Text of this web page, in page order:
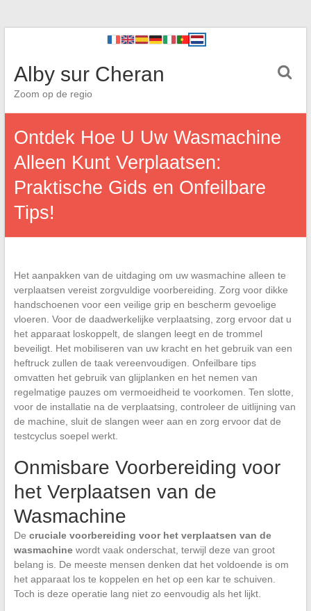
Alby sur Cheran
Zoom op de regio
Ontdek Hoe U Uw Wasmachine
Alleen Kunt Verplaatsen:
Praktische Gids en Onfeilbare
Tips!
Het aanpakken van de uitdaging om uw wasmachine alleen te
verplaatsen vereist zorgvuldige voorbereiding. Zorg voor dikke
handschoenen voor een veilige grip en bescherm gevoelige
vloeren. Voor de daadwerkelijke verplaatsing, zorg ervoor dat u
het apparaat loskoppelt, de slangen leegt en de trommel
beveiligt. Het mobiliseren van uw kracht en het gebruik van een
heftruck zullen de taak vereenvoudigen. Onfeilbare tips
omvatten het gebruik van glijplanken en het nemen van
regelmatige pauzes om vermoeidheid te voorkomen. Ten slotte,
voor de installatie na de verplaatsing, controleer de uitlijning van
de machine, sluit de slangen weer aan en zorg ervoor dat de
testcyclus soepel werkt.
Onmisbare Voorbereiding voor
het Verplaatsen van de
Wasmachine
De cruciale voorbereiding voor het verplaatsen van de
wasmachinewordt vaak onderschat, terwijl deze van groot
belang is. De meeste mensen denken dat het voldoende is om
het apparaat los te koppelen en het op een kar te schuiven.
Toch is deze operatie lang niet zo eenvoudig als het lijkt.